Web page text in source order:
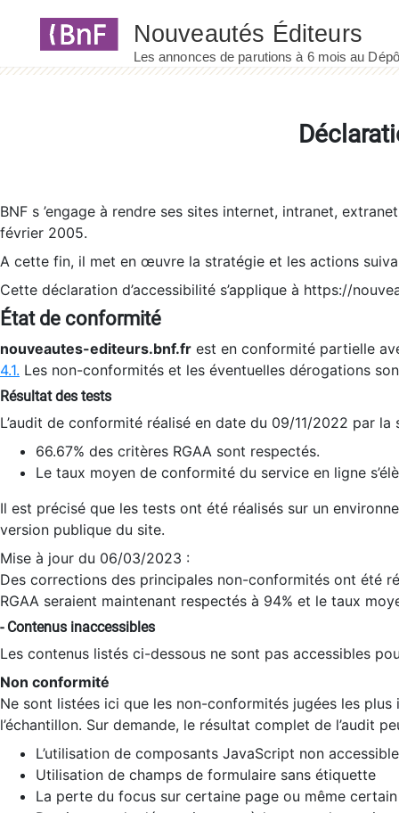
BNF s ’engage à rendre ses sites internet, intranet,
février 2005.
A cette fin, il met en œuvre la stratégie et les actions
Cette déclaration d’accessibilité s’applique à https://
État de conformité
nouveautes-editeurs.bnf.fr est en conformité partielle
4.1. Les non-conformités et les éventuelles dérogations
Résultat des tests
L’audit de conformité réalisé en date du 09/11/2022 par
66.67% des critères RGAA sont respectés.
Le taux moyen de conformité du service en ligne
Il est précisé que les tests ont été réalisés sur un
version publique du site.
Mise à jour du 06/03/2023 :
Des corrections des principales non-conformités ont été
RGAA seraient maintenant respectés à 94% et le taux
- Contenus inaccessibles
Les contenus listés ci-dessous ne sont pas accessibles
Non conformité
Ne sont listées ici que les non-conformités jugées les
l’échantillon. Sur demande, le résultat complet de l’audit
L’utilisation de composants JavaScript non
Utilisation de champs de formulaire sans étiquette
La perte du focus sur certaine page ou même